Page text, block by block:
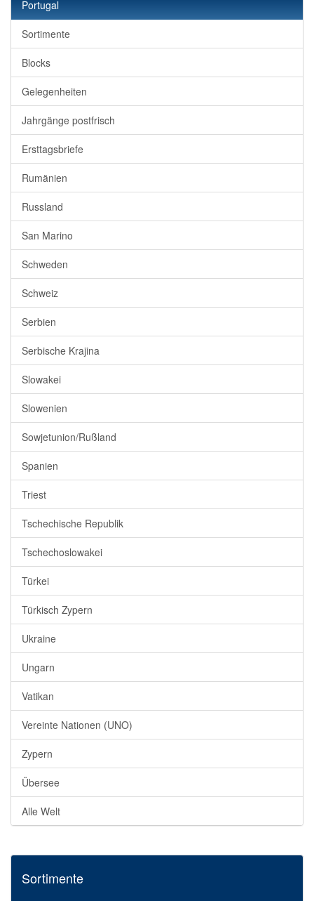
Portugal
Sortimente
Blocks
Gelegenheiten
Jahrgänge postfrisch
Ersttagsbriefe
Rumänien
Russland
San Marino
Schweden
Schweiz
Serbien
Serbische Krajina
Slowakei
Slowenien
Sowjetunion/Rußland
Spanien
Triest
Tschechische Republik
Tschechoslowakei
Türkei
Türkisch Zypern
Ukraine
Ungarn
Vatikan
Vereinte Nationen (UNO)
Zypern
Übersee
Alle Welt
Sortimente